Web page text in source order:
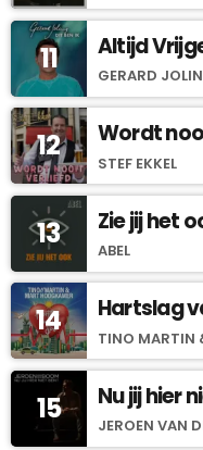
11 Altijd
GERARD
12 Wordt
STEF EKKEL
13 Zie jij het
ABEL
14 Hartslag
TINO MARTIN
15 Nu jij hier
JEROEN VAN